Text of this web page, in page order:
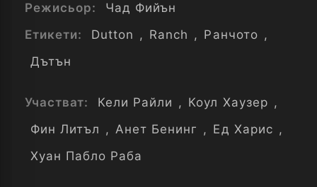
Режисьор:
Чад Фийън
Етикети:
Dutton , Ranch , Ранчото ,
Дътън
Участват: Кели Райли , Коул Хаузер ,
Фин Литъл , Анет Бенинг , Ед Харис ,
Хуан Пабло Раба